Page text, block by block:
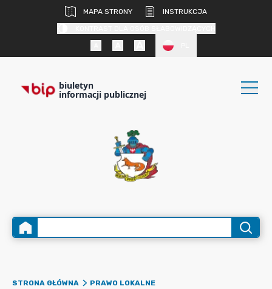
MAPA STRONY
INSTRUKCJA
biuletyn
informacji publicznej
STRONA GŁÓWNA
PRAWO LOKALNE